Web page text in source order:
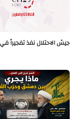
جيش الاحتلال نفذ تفجيراً